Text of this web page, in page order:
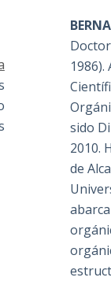
sido
2010.
de